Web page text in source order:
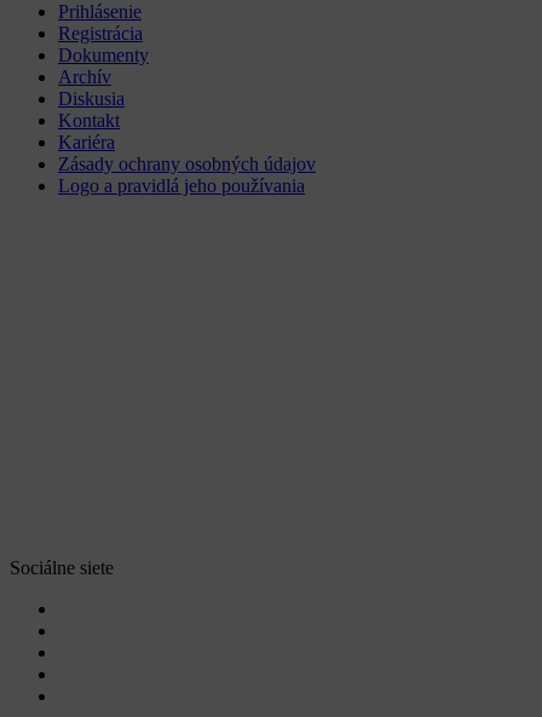
Prihlásenie
Registrácia
Dokumenty
Archív
Diskusia
Kontakt
Kariéra
Zásady ochrany osobných údajov
Logo a pravidlá jeho používania
Sociálne siete